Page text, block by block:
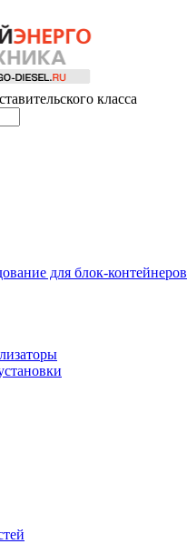
класса
для блок-контейнеров